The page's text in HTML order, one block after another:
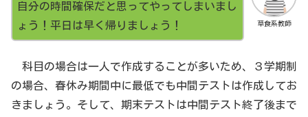
草食系教師
自分の時間確保だと思ってやってしまいまし
ょう！平日は早く帰りましょう！
科目の場合は一人で作成することが多いため、３学期制
の場合、春休み期間中に最低でも中間テストは作成してお
きましょう。そして、期末テストは中間テスト終了後まで